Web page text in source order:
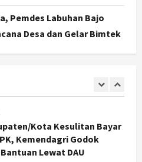
Pemdes Labuhan Bajo
Desa dan Gelar Bimtek
6, 2026
Penanganan Stunting
Mengubah Kondisi Gizi
Generasi Emas 2045